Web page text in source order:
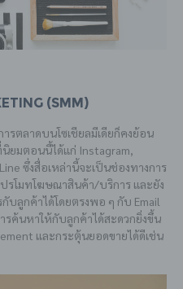
(SMM)
รตลาดบนโซเชียลมีเดียก็คงย้อน
ยมตอนนี้ได้แก่ Instagram,
ซึ่งสื่อเหล่านี้จะเป็นช่องทางการ
รโมทโฆษณาสินค้า/บริการ และยัง
บลูกค้าได้โดยตรงพอ ๆ กับ Email
รค้นหาให้กับลูกค้าได้สะดวกยิ่งขึ้น
และกระตุ้นยอดขายได้ดีเช่น